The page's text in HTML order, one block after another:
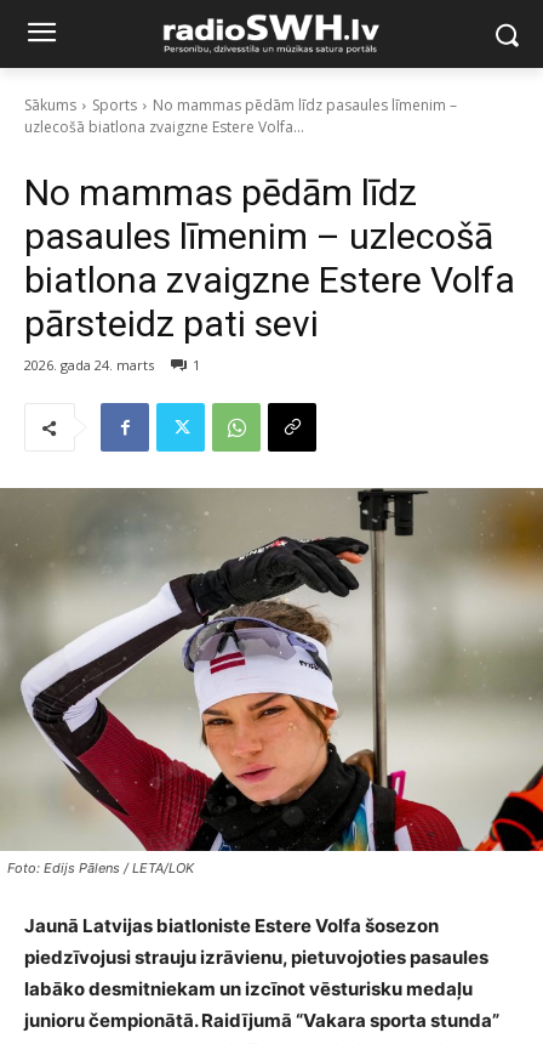
Sākums Sports
No mammas pēdām līdz pasaules līmenim –
uzlecošā biatlona zvaigzne Estere Volfa...
No mammas pēdām līdz
pasaules līmenim – uzlecošā
biatlona zvaigzne Estere Volfa
pārsteidz pati sevi
2026. gada 24. marts 1
Foto: Edijs Pālens / LETA/LOK
Jaunā Latvijas biatloniste Estere Volfa šosezon
piedzīvojusi strauju izrāvienu, pietuvojoties pasaules
labāko desmitniekam un izcīnot vēsturisku medaļu
junioru čempionātā. Raidījumā “Vakara sporta stunda”